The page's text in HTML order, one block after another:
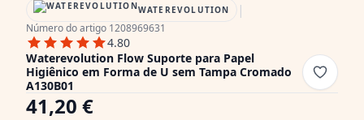
WATEREVOLUTION |
Número do artigo 1208969631
4.80
Waterevolution Flow Suporte para Papel
Higiênico em Forma de U sem Tampa Cromado
A130B01
41,20 €